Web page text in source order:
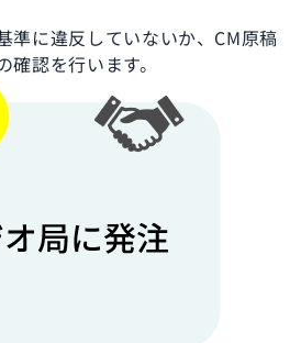
準に違反していないか、CM原稿
認を行います。